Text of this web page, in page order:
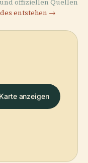
offiziellen Quellen
entstehen →
Karte anzeigen